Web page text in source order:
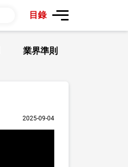
目錄
業界準則
2025-09-04